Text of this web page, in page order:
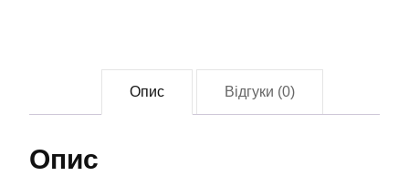
Опис Відгуки (0)
Опис